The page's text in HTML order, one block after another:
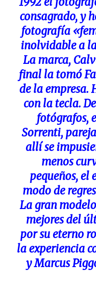
consagrado, y
fotografía
inolvidable a
La marca,
final la tomó
de la empresa.
con la tecla.
fotógrafos,
Sorrenti,
allí se
menos
pequeños, el
modo de
La gran
mejores del
por su eterno
la experiencia
y Marcus